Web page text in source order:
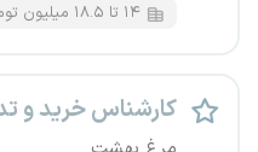
۱۴ تا ۱۸.۵ میلیون تومان
کارشناس خرید و